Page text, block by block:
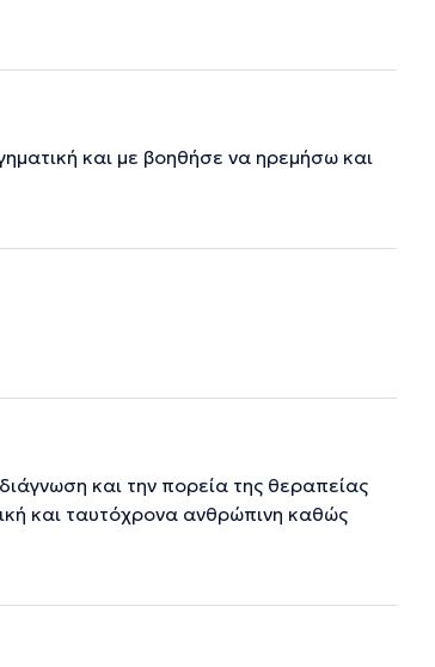
και με βοηθήσε να ηρεμήσω και
και την πορεία της θεραπείας
και ταυτόχρονα ανθρώπινη καθώς